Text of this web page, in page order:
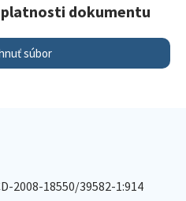
dokumentu
súbor
2008-18550/39582-1:914